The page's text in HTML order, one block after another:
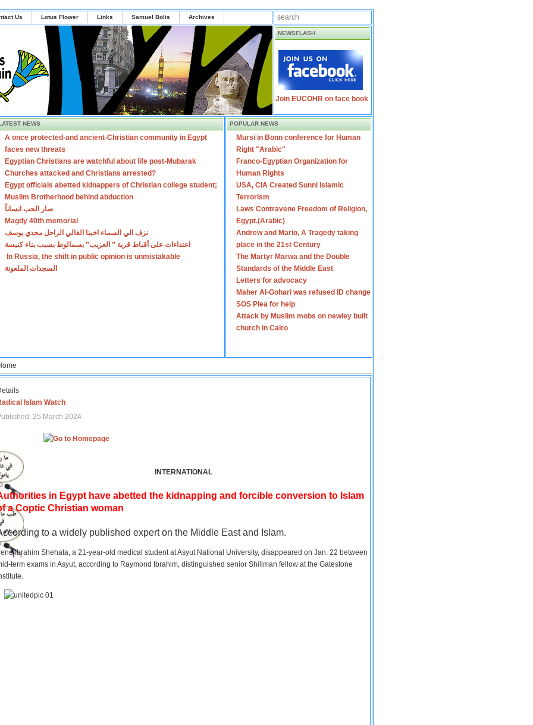
Us Lotus Flower Links Samuel Bolis Archives
NEWSFLASH
Join EUCOHR on face book
NEWS
A once protected-and ancient-Christian community in Egypt
faces new threats
Egyptian Christians are watchful about life post-Mubarak
Churches attacked and Christians arrested?
Egypt officials abetted kidnappers of Christian college student;
Muslim Brotherhood behind abduction
صار الحب انساناً
Magdy 40th memorial
نزف الي السماء اخينا الغالي الراحل مجدي يوسف
اعتداءات على أقباط قرية ” العزيب” بسمالوط بسبب بناء كنيسة
In Russia, the shift in public opinion is unmistakable
السجدات الملعونة
POPULAR NEWS
Mursi in Bonn conference for Human
Right "Arabic"
Franco-Egyptian Organization for
Human Rights
USA, CIA Created Sunni Islamic
Terrorism
Laws Contravene Freedom of Religion,
Egypt.(Arabic)
Andrew and Mario, A Tragedy taking
place in the 21st Century
The Martyr Marwa and the Double
Standards of the Middle East
Letters for advocacy
Maher Al-Gohari was refused ID change
SOS Plea for help
Attack by Muslim mobs on newley built
church in Cairo
Islam Watch
25 March 2024
INTERNATIONAL
in Egypt have abetted the kidnapping and forcible conversion to Islam
a Coptic Christian woman
to a widely published expert on the Middle East and Islam.
Ibrahim Shehata, a 21-year-old medical student at Asyut National University, disappeared on Jan. 22 between
term exams in Asyut, according to Raymond Ibrahim, distinguished senior Shillman fellow at the Gatestone